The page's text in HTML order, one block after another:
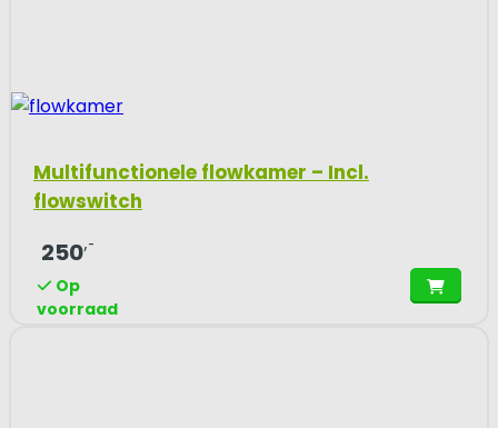
Multifunctionele flowkamer – Incl.
flowswitch
250,-
Op
voorraad